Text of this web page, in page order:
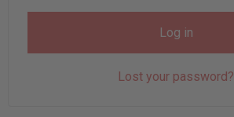
Log in
Lost your password?